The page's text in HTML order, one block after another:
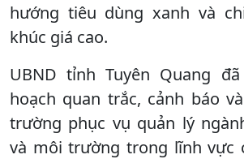
hướng tiêu dùng xanh và
khúc giá cao.
UBND tỉnh Tuyên Quang
hoạch quan trắc, cảnh báo
trường phục vụ quản lý
và môi trường trong lĩnh vực